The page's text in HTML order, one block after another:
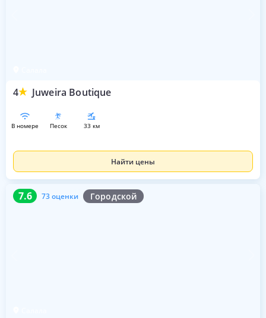
4 Juweira Boutique
в номере песок 33 км
Найти цены
7.6 73 оценки Городской
7.6 73 оценки